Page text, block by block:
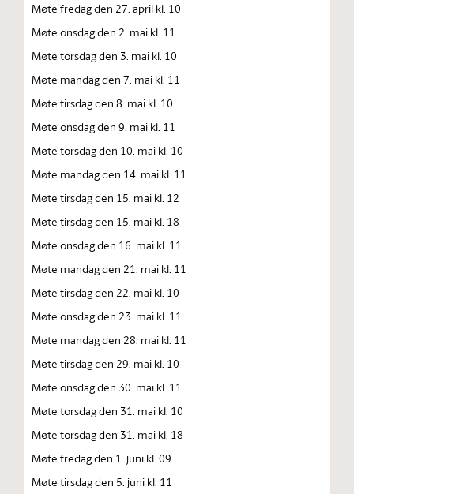
Møte fredag den 27. april kl. 10
Møte onsdag den 2. mai kl. 11
Møte torsdag den 3. mai kl. 10
Møte mandag den 7. mai kl. 11
Møte tirsdag den 8. mai kl. 10
Møte onsdag den 9. mai kl. 11
Møte torsdag den 10. mai kl. 10
Møte mandag den 14. mai kl. 11
Møte tirsdag den 15. mai kl. 12
Møte tirsdag den 15. mai kl. 18
Møte onsdag den 16. mai kl. 11
Møte mandag den 21. mai kl. 11
Møte tirsdag den 22. mai kl. 10
Møte onsdag den 23. mai kl. 11
Møte mandag den 28. mai kl. 11
Møte tirsdag den 29. mai kl. 10
Møte onsdag den 30. mai kl. 11
Møte torsdag den 31. mai kl. 10
Møte torsdag den 31. mai kl. 18
Møte fredag den 1. juni kl. 09
Møte tirsdag den 5. juni kl. 11